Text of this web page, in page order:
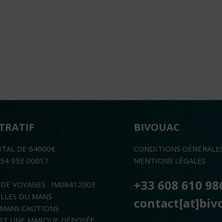
DE 64000€
953 00017
VOYAGES : IM06412003
DU MANS
CAUTIONS
UNE MARQUE DÉPOSÉE
BIVOUAC
CONDITIONS
MENTIONS LÉGALES
+33 608 610